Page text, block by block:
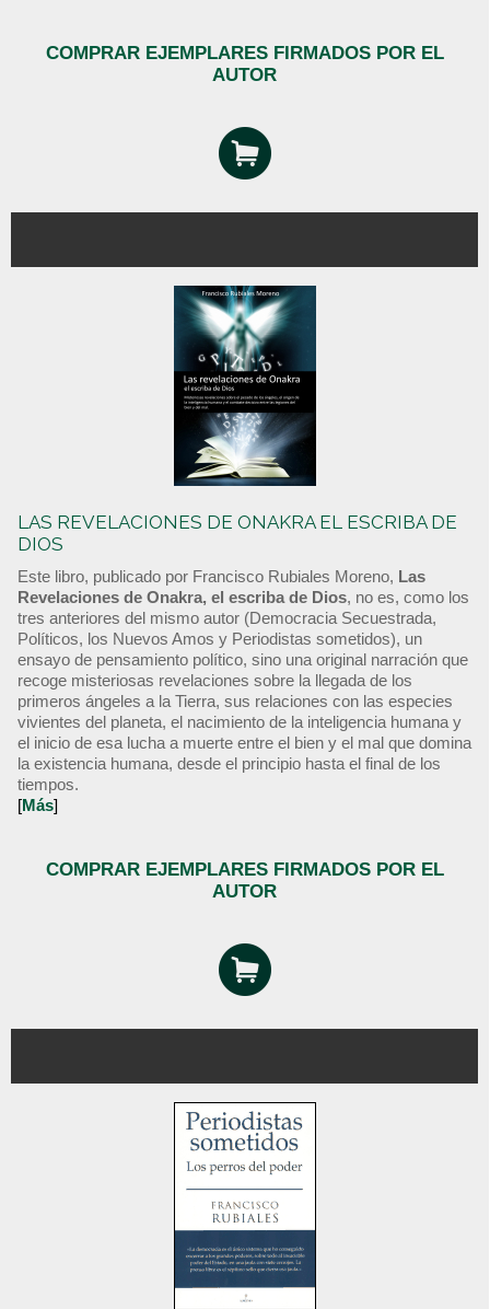
COMPRAR EJEMPLARES FIRMADOS POR EL
AUTOR
LAS REVELACIONES DE ONAKRA EL ESCRIBA DE
DIOS
Este libro, publicado por Francisco Rubiales Moreno, Las
Revelaciones de Onakra, el escriba de Dios, no es, como los
tres anteriores del mismo autor (Democracia Secuestrada,
Políticos, los Nuevos Amos y Periodistas sometidos), un
ensayo de pensamiento político, sino una original narración que
recoge misteriosas revelaciones sobre la llegada de los
primeros ángeles a la Tierra, sus relaciones con las especies
vivientes del planeta, el nacimiento de la inteligencia humana y
el inicio de esa lucha a muerte entre el bien y el mal que domina
la existencia humana, desde el principio hasta el final de los
tiempos.
[Más]
COMPRAR EJEMPLARES FIRMADOS POR EL
AUTOR